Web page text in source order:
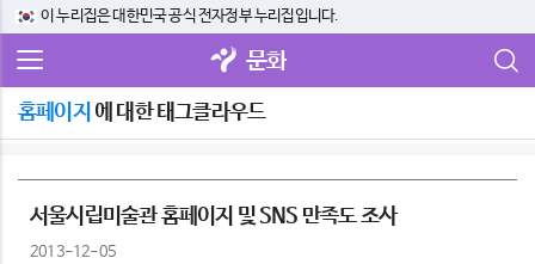
이 누리집은 대한민국 공식 전자정부 누리집입니다.
문화
홈페이지 에 대한 태그클라우드
서울시립미술관 홈페이지 및 SNS 만족도 조사
2013-12-05